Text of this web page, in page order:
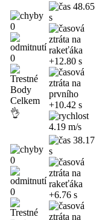
0
0
👌
48.65
s
+12.80 s
+10.42 s
4.19 m/s
0
0
38.17
s
+6.76 s